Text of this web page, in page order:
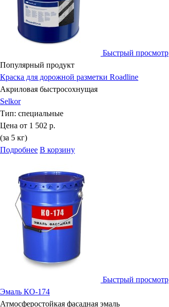
Быстрый просмотр
Популярный продукт
Краска для дорожной разметки Roadline
Акриловая быстросохнущая
Selkor
Тип: специальные
Цена от 1 502 р.
(за 5 кг)
Подробнее В корзину
Быстрый просмотр
Эмаль КО-174
Атмосферостойкая фасадная эмаль